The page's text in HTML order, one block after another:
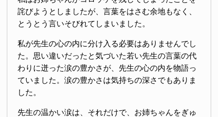
詫びようとしましたが、言葉をはさむ余地もなく、
とうとう言いそびれてしまいました。
私が先生の心の内に分け入る必要はありませんでし
た。思い違いだったと気づいた若い先生の言葉の代
わりに迸った涙の豊かさが、先生の心の内を物語っ
ていました。涙の豊かさは気持ちの深さでもありま
した。
先生の温かい涙は、それだけで、お姉ちゃんをぎゅ